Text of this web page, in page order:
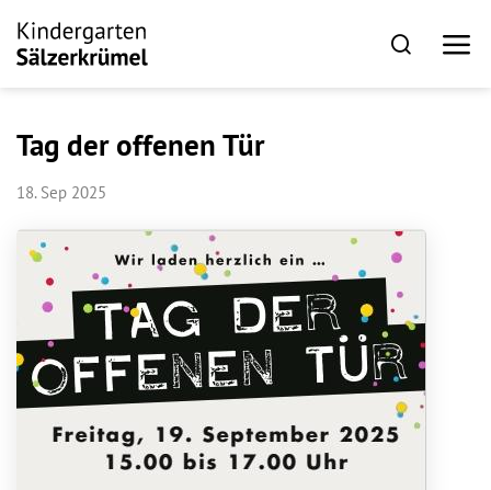
Tag der offenen Tür
18. Sep 2025